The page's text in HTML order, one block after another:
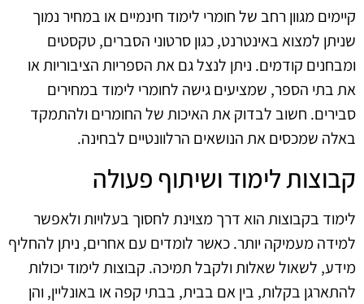
קיימים מגוון רחב של חומרי לימוד חינמיים או במחיר נמוך
שניתן למצוא באינטרנט, כגון סרטוני הסברים, טקסטים
ומבחנים קודמים. ניתן לנצל גם את הספריות הציבוריות או
את בתי הספר, שמציעים גישה לחומרי לימוד במחירים
סבירים. חשוב לבדוק את האיכות של החומרים ולהתמקד
באלה שמכסים את הנושאים הרלוונטיים לבחינה.
קבוצות לימוד ושיתוף פעולה
לימוד בקבוצות הוא דרך מצוינת לחסוך בעלויות ולאפשר
למידה מעמיקה יותר. כאשר לומדים עם אחרים, ניתן להחליף
מידע, לשאול שאלות ולקבל תמיכה. קבוצות לימוד יכולות
להתארגן בקלות, בין אם בבית, בבתי קפה או באונליין, והן